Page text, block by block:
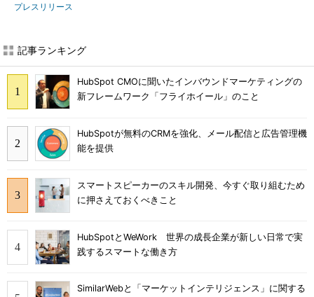
プレスリリース
記事ランキング
HubSpot CMOに聞いたインバウンドマーケティングの
新フレームワーク「フライホイール」のこと
HubSpotが無料のCRMを強化、メール配信と広告管理機
能を提供
スマートスピーカーのスキル開発、今すぐ取り組むため
に押さえておくべきこと
HubSpotとWeWork 世界の成長企業が新しい日常で実
践するスマートな働き方
SimilarWebと「マーケットインテリジェンス」に関する